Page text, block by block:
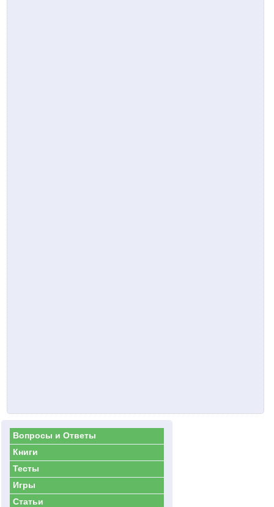
Вопросы и Ответы
Книги
Тесты
Игры
Статьи